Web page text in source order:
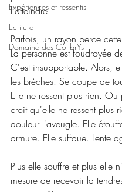
Expériences et ressentis
Ecriture
Domaine des ColibrYs
l'atteindre.
Parfois, un rayon perce
La personne est foudroyée
C'est insupportable. Alors,
les brèches. Se coupe de
Elle ne ressent plus rien. Ou
croit qu'elle ne ressent plus
douleur l'aveugle. Elle
armure. Elle suffque. Lente
Plus elle souffre et plus elle
mesure de recevoir la